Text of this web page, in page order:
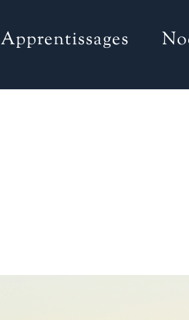
Apprentissages